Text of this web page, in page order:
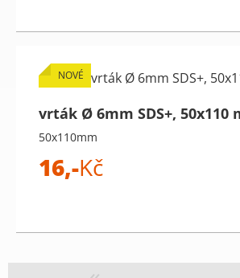
NOVÉ
vrták Ø 6mm SDS+, 50x110
50x110mm
16,-Kč